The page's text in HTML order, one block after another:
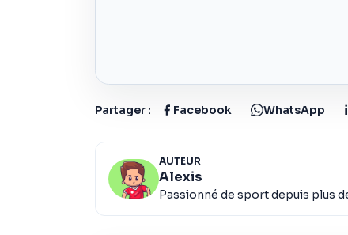
Partager : Facebook WhatsApp
AUTEUR
Alexis
Passionné de sport depuis plus